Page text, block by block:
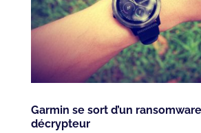
Garmin se sort d’un
décrypteur